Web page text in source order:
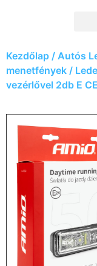
Kezdőlap / Autós
menetfények /
vezérlővel 2db E